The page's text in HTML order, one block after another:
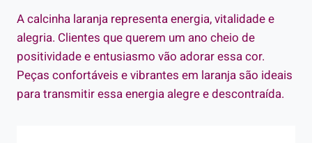
A calcinha laranja representa energia, vitalidade e
alegria. Clientes que querem um ano cheio de
positividade e entusiasmo vão adorar essa cor.
Peças confortáveis e vibrantes em laranja são ideais
para transmitir essa energia alegre e descontraída.